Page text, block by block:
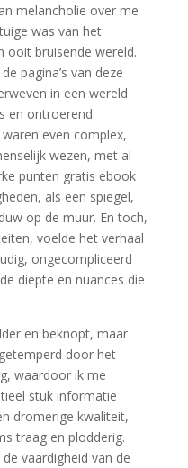
melancholie over me
was van het
ooit bruisende wereld.
pagina’s van deze
in een wereld
en ontroerend
even complex,
wezen, met al
punten gratis ebook
als een spiegel,
op de muur. En toch,
voelde het verhaal
ongecompliceerd
diepte en nuances die
en beknopt, maar
door het
waardoor ik me
stuk informatie
dromerige kwaliteit,
traag en plodderig.
vaardigheid van de